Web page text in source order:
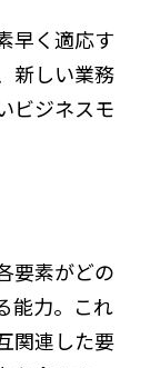
早く適応す
新しい業務
ビジネスモ
要素がどの
能力。これ
関連した要